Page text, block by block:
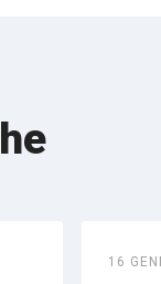
16